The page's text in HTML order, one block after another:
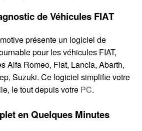
de Véhicules FIAT
présente un logiciel de
pour les véhicules FIAT,
Alfa Romeo, Fiat, Lancia, Abarth,
Suzuki. Ce logiciel simplifie votre
le tout depuis votre PC.
en Quelques Minutes